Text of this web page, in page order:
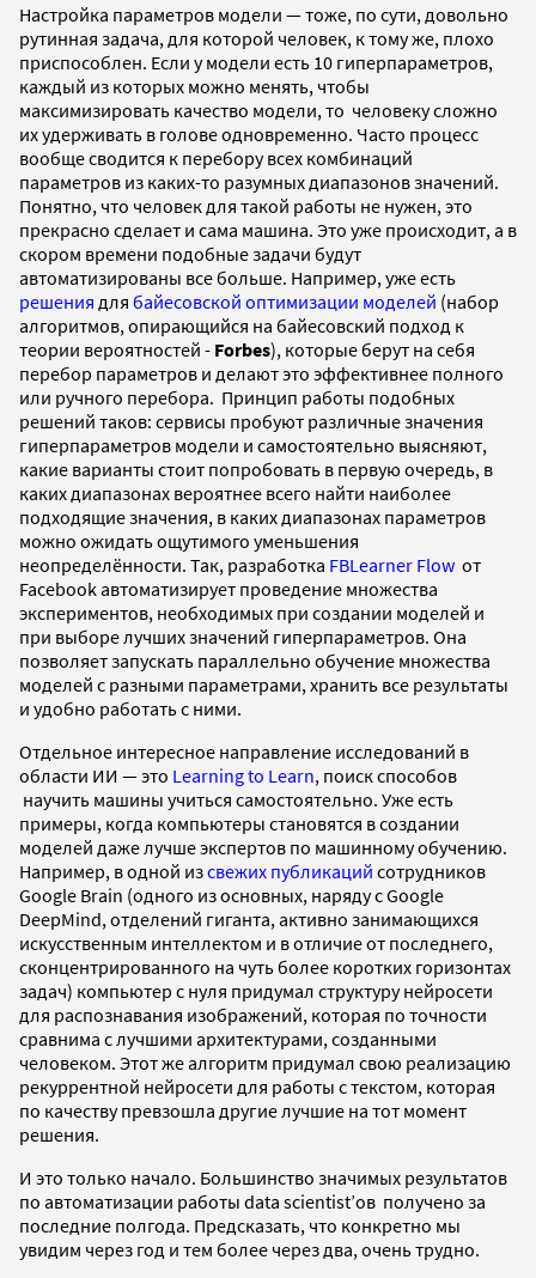
Настройка параметров модели — тоже, по сути, довольно
рутинная задача, для которой человек, к тому же, плохо
приспособлен. Если у модели есть 10 гиперпараметров,
каждый из которых можно менять, чтобы
максимизировать качество модели, то человеку сложно
их удерживать в голове одновременно. Часто процесс
вообще сводится к перебору всех комбинаций
параметров из каких-то разумных диапазонов значений.
Понятно, что человек для такой работы не нужен, это
прекрасно сделает и сама машина. Это уже происходит, а в
скором времени подобные задачи будут
автоматизированы все больше. Например, уже есть
решения для байесовской оптимизации моделей (набор
алгоритмов, опирающийся на байесовский подход к
теории вероятностей - Forbes), которые берут на себя
перебор параметров и делают это эффективнее полного
или ручного перебора. Принцип работы подобных
решений таков: сервисы пробуют различные значения
гиперпараметров модели и самостоятельно выясняют,
какие варианты стоит попробовать в первую очередь, в
каких диапазонах вероятнее всего найти наиболее
подходящие значения, в каких диапазонах параметров
можно ожидать ощутимого уменьшения
неопределённости. Так, разработка FBLearner Flow от
Facebook автоматизирует проведение множества
экспериментов, необходимых при создании моделей и
при выборе лучших значений гиперпараметров. Она
позволяет запускать параллельно обучение множества
моделей с разными параметрами, хранить все результаты
и удобно работать с ними.
Отдельное интересное направление исследований в
области ИИ — это Learning to Learn, поиск способов
научить машины учиться самостоятельно. Уже есть
примеры, когда компьютеры становятся в создании
моделей даже лучше экспертов по машинному обучению.
Например, в одной изсвежих публикаций сотрудников
Google Brain (одного из основных, наряду с Google
DeepMind, отделений гиганта, активно занимающихся
искусственным интеллектом и в отличие от последнего,
сконцентрированного на чуть более коротких горизонтах
задач) компьютер с нуля придумал структуру нейросети
для распознавания изображений, которая по точности
сравнима с лучшими архитектурами, созданными
человеком. Этот же алгоритм придумал свою реализацию
рекуррентной нейросети для работы с текстом, которая
по качеству превзошла другие лучшие на тот момент
решения.
И это только начало. Большинство значимых результатов
по автоматизации работы data scientist’ов получено за
последние полгода. Предсказать, что конкретно мы
увидим через год и тем более через два, очень трудно.